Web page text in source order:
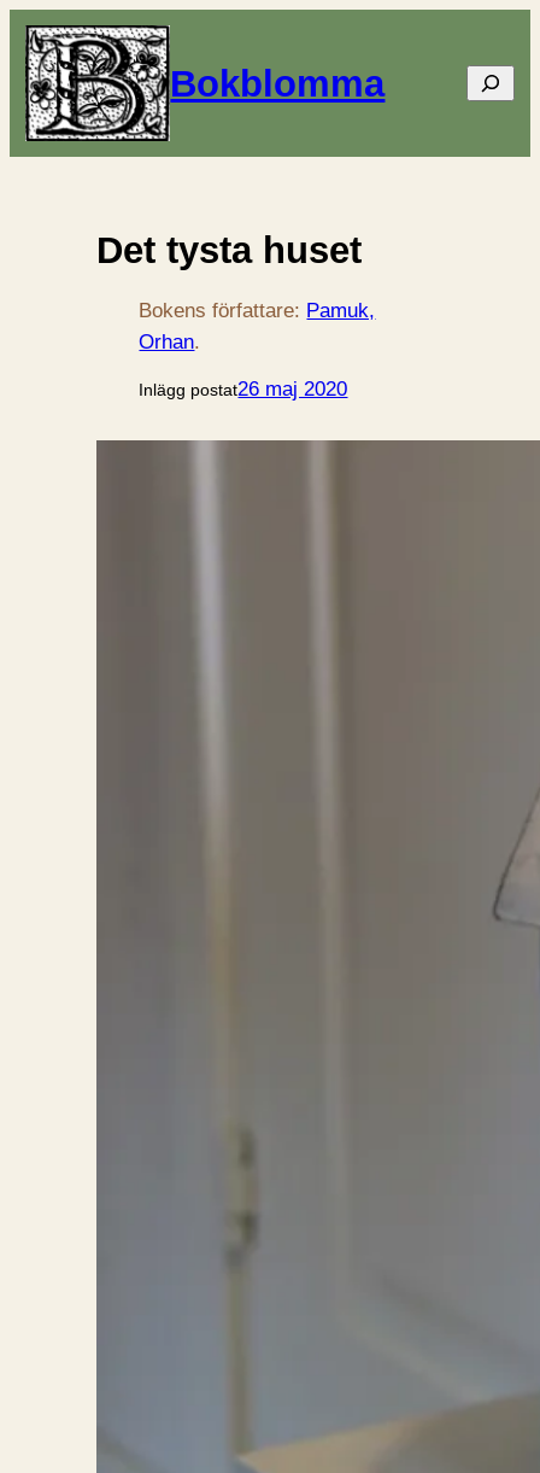
Bokblomma Sök
Det tysta huset
Bokens författare: Pamuk,
Orhan.
Inlägg postat26 maj 2020